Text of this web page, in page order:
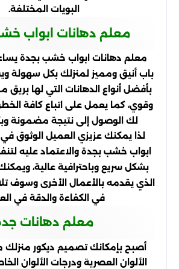
البويات المختلفة.
معلم دهانات ابواب
معلم دهانات ابواب خشب بجدة
باب أنيق ومميز لمنزلك بكل سهولة
بأفضل أنواع الدهانات التي لها
وقوي، كما يعمل على اتباع كافة
لك الوصول إلى نتيجة مضمونة
لذا يمكنك عزيزي العميل الوثوق
ابواب خشب بجدة والاعتماد عليه
بشكل سريع وباحترافية عالية،
الذي يقدمه بالأعمال الأخرى وسوف
في الكفاءة والدقة في
معلم دهانات
أصبح بإمكانك تصميم ديكور منزلك
الألوان العصرية ودرجات الألوان